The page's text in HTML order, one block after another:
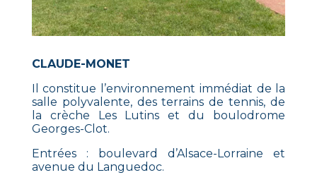
CLAUDE-MONET
Il constitue l’environnement immédiat de la
salle polyvalente, des terrains de tennis, de
la crèche Les Lutins et du boulodrome
Georges-Clot.
Entrées : boulevard d’Alsace-Lorraine et
avenue du Languedoc.